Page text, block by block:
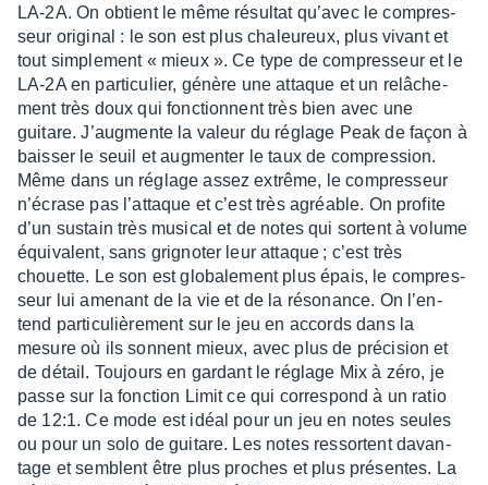
LA-2A. On obtient le même résul­tat qu’avec le compres­
seur origi­nal : le son est plus chaleu­reux, plus vivant et
tout simple­ment « mieux ». Ce type de compres­seur et le
LA-2A en parti­cu­lier, génère une attaque et un relâ­che­
ment très doux qui fonc­tionnent très bien avec une
guitare. J’aug­mente la valeur du réglage Peak de façon à
bais­ser le seuil et augmen­ter le taux de compres­sion.
Même dans un réglage assez extrême, le compres­seur
n’écrase pas l’at­taque et c’est très agréable. On profite
d’un sustain très musi­cal et de notes qui sortent à volume
équi­valent, sans grigno­ter leur attaque ; c’est très
chouette. Le son est globa­le­ment plus épais, le compres­
seur lui amenant de la vie et de la réso­nance. On l’en­
tend parti­cu­liè­re­ment sur le jeu en accords dans la
mesure où ils sonnent mieux, avec plus de préci­sion et
de détail. Toujours en gardant le réglage Mix à zéro, je
passe sur la fonc­tion Limit ce qui corres­pond à un ratio
de 12:1. Ce mode est idéal pour un jeu en notes seules
ou pour un solo de guitare. Les notes ressortent davan­
tage et semblent être plus proches et plus présentes. La